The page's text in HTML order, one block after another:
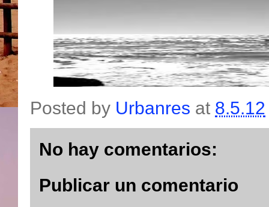
Posted by Urbanres at 8.5.12
No hay comentarios:
Publicar un comentario